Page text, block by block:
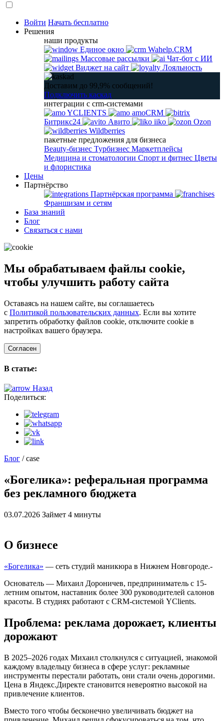
Войти Начать бесплатно
Решения
наши продукты
Единое окно
Wahelp.CRM
Массовые рассылки
Чат-бот с ИИ
Виджет на сайт
Лояльность
Доставим до 99,9% сообщений!
Подключить каскад
интеграции с crm-системами
YCLIENTS
amoCRM
Битрикс24
Авито iiko
Ozon
Wildberries
пакетные предложения для бизнеса
Beauty-бизнес Турбизнес Маркетплейсы
Медицина и стоматологии Спорт и фитнес Цветы
и флористика
Цены
Партнёрство
Партнёрская программа
Франшизам и сетям
База знаний
Блог
Связаться с нами
Мы обрабатываем файлы cookie,
чтобы улучшить работу сайта
Оставаясь на нашем сайте, вы соглашаетесь
с Политикой пользовательских данных. Если вы хотите
запретить обработку файлов cookie, отключите cookie в
настройках вашего браузера.
Согласен
В статье:
Назад
Поделиться:
Блог / case
«Богелика»: реферальная программа
без рекламного бюджета
03.07.2026 Займет 4 минуты
О бизнесе
«Богелика» — сеть студий маникюра в Нижнем Новгороде.-
Основатель — Михаил Дороничев, предприниматель с 15-
летним опытом, наставник более 300 руководителей салонов
красоты. В студиях работают с CRM-системой YClients.
Проблема: реклама дорожает, клиенты
дорожают
В 2025–2026 годах Михаил столкнулся с ситуацией, знакомой
каждому владельцу бизнеса в сфере услуг: рекламные
инструменты перестали работать, они стали очень дорогими.
Цена в Яндекс.Директе становится невероятно высокой на
привлечение клиентов.
Вместо того чтобы бесконечно увеличивать бюджет на